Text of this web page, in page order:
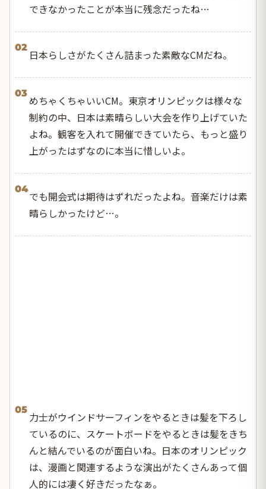
できなかったことが本当に残念だったね…
02
日本らしさがたくさん詰まった素敵なCMだね。
03
めちゃくちゃいいCM。東京オリンピックは様々な
制約の中、日本は素晴らしい大会を作り上げていた
よね。観客を入れて開催できていたら、もっと盛り
上がったはずなのに本当に惜しいよ。
04
でも開会式は期待はずれだったよね。音楽だけは素
晴らしかったけど…。
05
力士がウインドサーフィンをやるときは髪を下ろし
ているのに、スケートボードをやるときは髪をきち
んと結んでいるのが面白いね。日本のオリンピック
は、漫画と関連するような演出がたくさんあって個
人的には凄く好きだったなぁ。